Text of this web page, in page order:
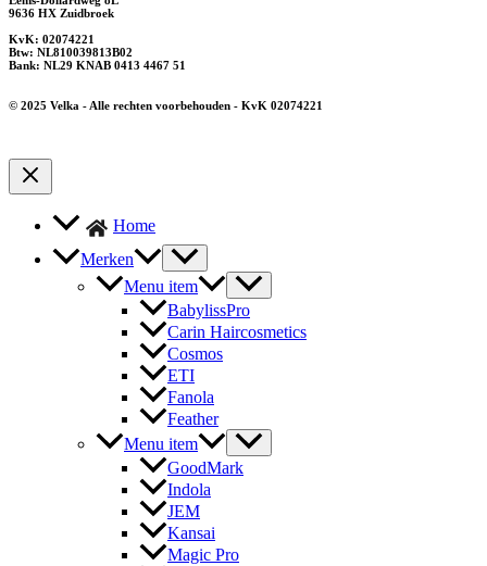
9636 HX Zuidbroek
KvK: 02074221
Btw: NL810039813B02
Bank: NL29 KNAB 0413 4467 51
© 2025 Velka - Alle rechten voorbehouden - KvK 02074221
Home
Merken
Menu item
BabylissPro
Carin Haircosmetics
Cosmos
ETI
Fanola
Feather
Menu item
GoodMark
Indola
JEM
Kansai
Magic Pro